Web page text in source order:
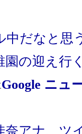
中だなと
園の迎え行
Google ニュ
奈アナ、ツ